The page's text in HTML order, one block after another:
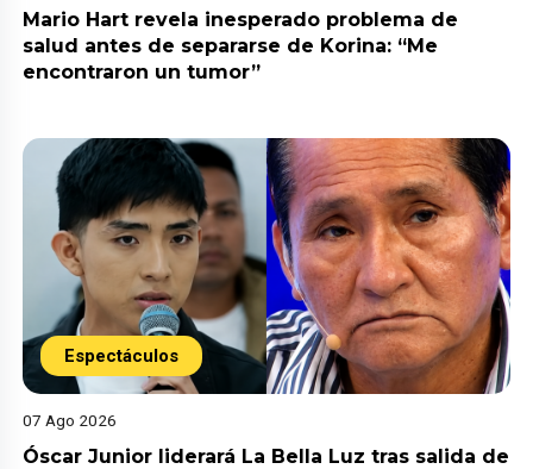
Mario Hart revela inesperado problema de
salud antes de separarse de Korina: “Me
encontraron un tumor”
Espectáculos
07 Ago 2026
Óscar Junior liderará La Bella Luz tras salida de